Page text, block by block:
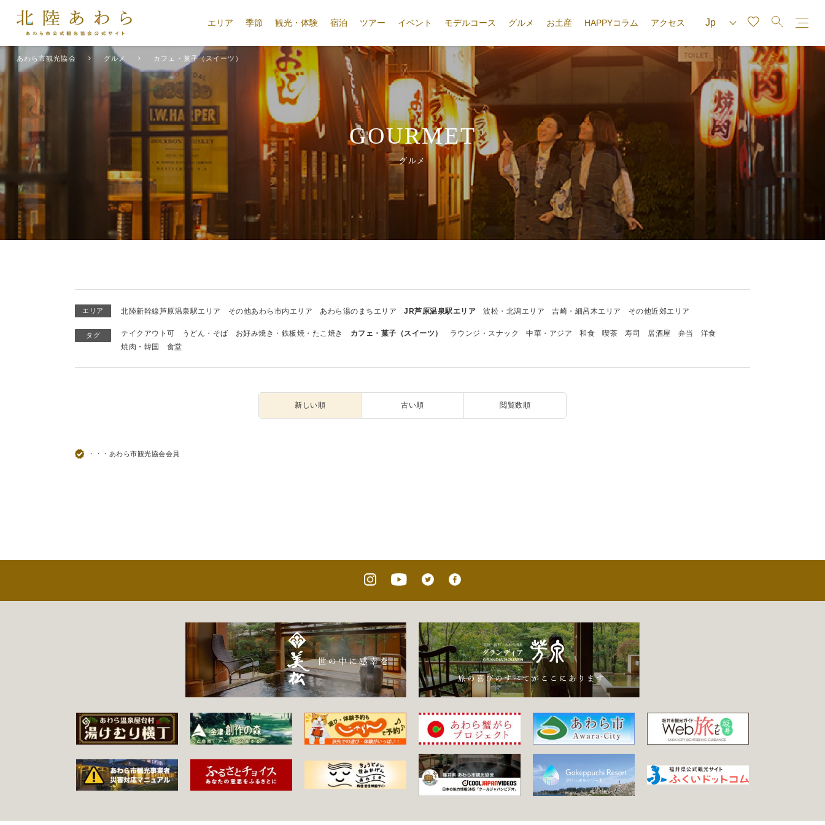
エリア 季節 観光・体験 宿泊 ツアー イベント モデルコース グルメ お土産 HAPPYコラム アクセス
あわら市観光協会 グルメ カフェ・菓子（スイーツ）
GOURMET
グルメ
エリア 北陸新幹線芦原温泉駅エリア その他あわら市内エリア あわら湯のまちエリア JR芦原温泉駅エリア 波松・北潟エリア 吉崎・細呂木エリア その他近郊エリア
タグ テイクアウト可 うどん・そば お好み焼き・鉄板焼・たこ焼き カフェ・菓子（スイーツ） ラウンジ・スナック 中華・アジア 和食 喫茶 寿司 居酒屋 弁当
洋食
焼肉・韓国
食堂
新しい順 古い順 閲覧数順
・・・あわら市観光協会会員